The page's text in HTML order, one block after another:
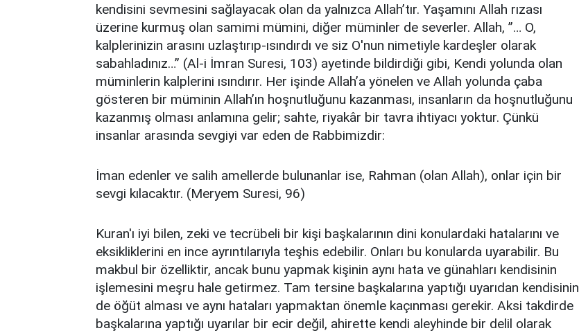
kendisini sevmesini sağlayacak olan da yalnızca Allah’tır. Yaşamını Allah rızası
üzerine kurmuş olan samimi mümini, diğer müminler de severler. Allah, ”… O,
kalplerinizin arasını uzlaştırıp-ısındırdı ve siz O'nun nimetiyle kardeşler olarak
sabahladınız…” (Al-i İmran Suresi, 103) ayetinde bildirdiği gibi, Kendi yolunda olan
müminlerin kalplerini ısındırır. Her işinde Allah’a yönelen ve Allah yolunda çaba
gösteren bir müminin Allah’ın hoşnutluğunu kazanması, insanların da hoşnutluğunu
kazanmış olması anlamına gelir; sahte, riyakâr bir tavra ihtiyacı yoktur. Çünkü
insanlar arasında sevgiyi var eden de Rabbimizdir:
İman edenler ve salih amellerde bulunanlar ise, Rahman (olan Allah), onlar için bir
sevgi kılacaktır. (Meryem Suresi, 96)
Kuran'ı iyi bilen, zeki ve tecrübeli bir kişi başkalarının dini konulardaki hatalarını ve
eksikliklerini en ince ayrıntılarıyla teşhis edebilir. Onları bu konularda uyarabilir. Bu
makbul bir özelliktir, ancak bunu yapmak kişinin aynı hata ve günahları kendisinin
işlemesini meşru hale getirmez. Tam tersine başkalarına yaptığı uyarıdan kendisinin
de öğüt alması ve aynı hataları yapmaktan önemle kaçınması gerekir. Aksi takdirde
başkalarına yaptığı uyarılar bir ecir değil, ahirette kendi aleyhinde bir delil olarak